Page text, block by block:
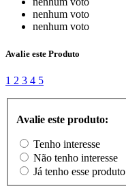
nenhum voto
nenhum voto
Avalie este Produto
1 2 3 4 5
Avalie este produto:
Tenho interesse
Não tenho interesse
Já tenho esse produto